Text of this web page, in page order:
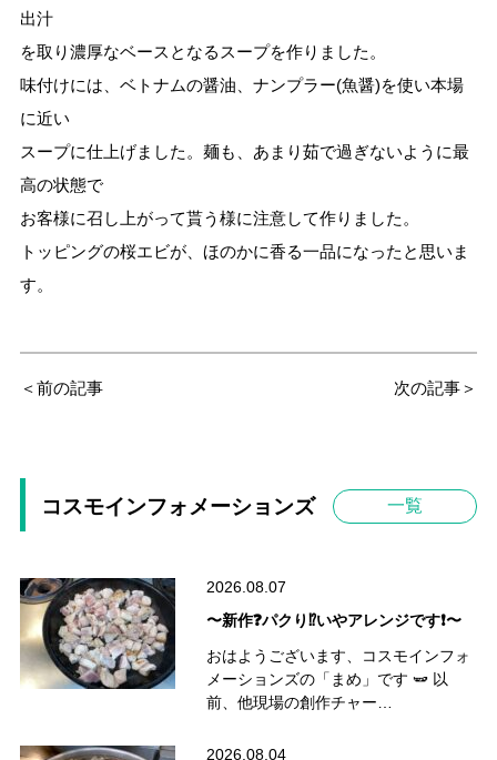
出汁
を取り濃厚なベースとなるスープを作りました。
味付けには、ベトナムの醤油、ナンプラー(魚醤)を使い本場
に近い
スープに仕上げました。麺も、あまり茹で過ぎないように最
高の状態で
お客様に召し上がって貰う様に注意して作りました。
トッピングの桜エビが、ほのかに香る一品になったと思いま
す。
＜前の記事 次の記事＞
コスモインフォメーションズ 一覧
2026.08.07
〜新作❓パクり⁉️いやアレンジです❗️〜
おはようございます、コスモインフォ
メーションズの「まめ」です 🫛 以
前、他現場の創作チャー…
2026.08.04